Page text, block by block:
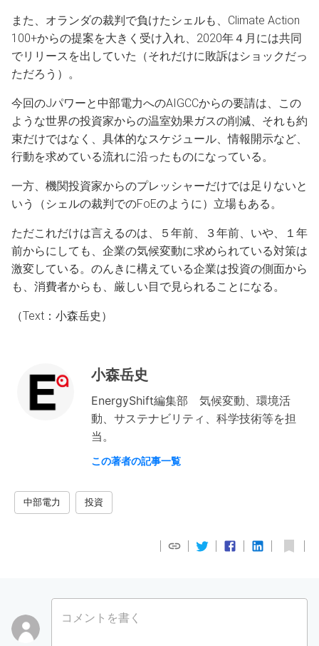
また、オランダの裁判で負けたシェルも、Climate Action
100+からの提案を大きく受け入れ、2020年４月には共同
でリリースを出していた（それだけに敗訴はショックだっ
ただろう）。
今回のJパワーと中部電力へのAIGCCからの要請は、この
ような世界の投資家からの温室効果ガスの削減、それも約
束だけではなく、具体的なスケジュール、情報開示など、
行動を求めている流れに沿ったものになっている。
一方、機関投資家からのプレッシャーだけでは足りないと
いう（シェルの裁判でのFoEのように）立場もある。
ただこれだけは言えるのは、５年前、３年前、いや、１年
前からにしても、企業の気候変動に求められている対策は
激変している。のんきに構えている企業は投資の側面から
も、消費者からも、厳しい目で見られることになる。
（Text：小森岳史）
小森岳史
EnergyShift編集部 気候変動、環境活
動、サステナビリティ、科学技術等を担
当。
この著者の記事一覧
中部電力 投資
コメントを書く